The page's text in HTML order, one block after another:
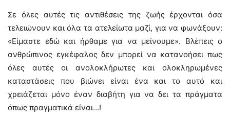
Σε όλες αυτές τις αντιθέσεις της ζωής έρχονται όσα
τελειώνουν και όλα τα ατελείωτα μαζί, για να φωνάξουν:
«Είμαστε εδώ και ήρθαμε για να μείνουμε». Βλέπεις ο
ανθρώπινος εγκέφαλος δεν μπορεί να κατανοήσει πως
όλες αυτές οι ανολοκλήρωτες και ολοκληρωμένες
καταστάσεις που βιώνει είναι ένα και το αυτό και
χρειάζεται μόνο έναν διαβήτη για να δει τα πράγματα
όπως πραγματικά είναι…!